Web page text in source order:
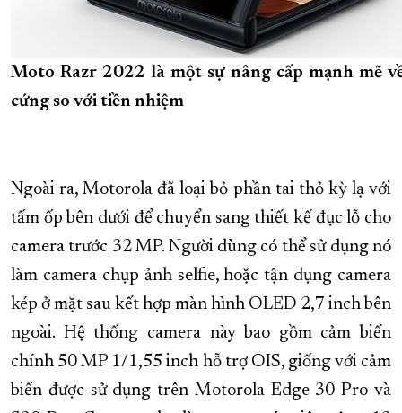
Moto Razr 2022 là một sự nâng cấp mạnh mẽ
cứng so với tiền nhiệm
Ngoài ra, Motorola đã loại bỏ phần tai thỏ kỳ lạ với
tấm ốp bên dưới để chuyển sang thiết kế đục lỗ cho
camera trước 32 MP. Người dùng có thể sử dụng nó
làm camera chụp ảnh selfie, hoặc tận dụng camera
kép ở mặt sau kết hợp màn hình OLED 2,7 inch bên
ngoài. Hệ thống camera này bao gồm cảm biến
chính 50 MP 1/1,55 inch hỗ trợ OIS, giống với cảm
biến được sử dụng trên Motorola Edge 30 Pro và